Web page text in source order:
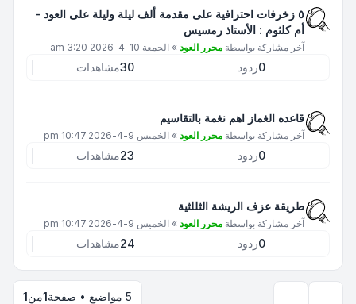
٥ زخرفات احترافية على مقدمة ألف ليلة وليلة على العود -
أم كلثوم : الأستاذ رمسيس
آخر مشاركة بواسطة محرر العود » الجمعة 10-4-2026 3:20 am
0ردود 30مشاهدات
قاعده الغماز اهم نغمة بالتقاسيم
آخر مشاركة بواسطة محرر العود » الخميس 9-4-2026 10:47 pm
0ردود 23مشاهدات
طريقة عزف الريشة الثللثية
آخر مشاركة بواسطة محرر العود » الخميس 9-4-2026 10:47 pm
0ردود 24مشاهدات
5 مواضيع • صفحة 1من1